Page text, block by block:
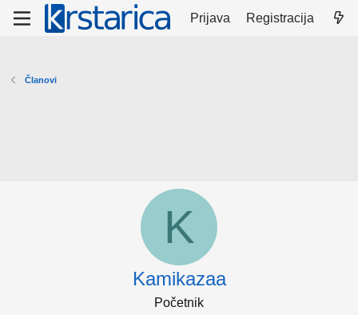
Prijava Registracija
Članovi
K
Kamikazaa
Početnik